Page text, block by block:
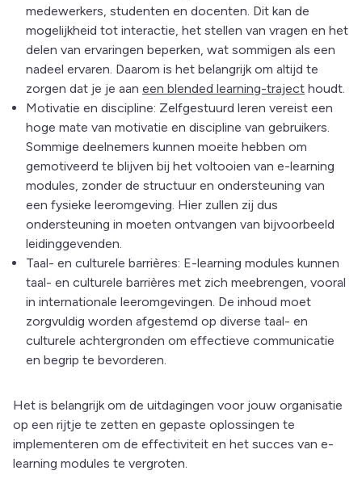
medewerkers, studenten en docenten. Dit kan de
mogelijkheid tot interactie, het stellen van vragen en het
delen van ervaringen beperken, wat sommigen als een
nadeel ervaren. Daarom is het belangrijk om altijd te
zorgen dat je je aan een blended learning-traject houdt.
Motivatie en discipline: Zelfgestuurd leren vereist een
hoge mate van motivatie en discipline van gebruikers.
Sommige deelnemers kunnen moeite hebben om
gemotiveerd te blijven bij het voltooien van e-learning
modules, zonder de structuur en ondersteuning van
een fysieke leeromgeving. Hier zullen zij dus
ondersteuning in moeten ontvangen van bijvoorbeeld
leidinggevenden.
Taal- en culturele barrières: E-learning modules kunnen
taal- en culturele barrières met zich meebrengen, vooral
in internationale leeromgevingen. De inhoud moet
zorgvuldig worden afgestemd op diverse taal- en
culturele achtergronden om effectieve communicatie
en begrip te bevorderen.
Het is belangrijk om de uitdagingen voor jouw organisatie
op een rijtje te zetten en gepaste oplossingen te
implementeren om de effectiviteit en het succes van e-
learning modules te vergroten.